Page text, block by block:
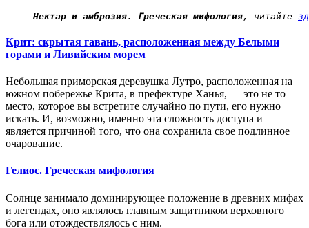
Нектар и амброзия. Греческая мифология, читайте
Крит: скрытая гавань, расположенная между Белыми
горами и Ливийским морем
Небольшая приморская деревушка Лутро, расположенная на
южном побережье Крита, в префектуре Ханья, — это не то
место, которое вы встретите случайно по пути, его нужно
искать. И, возможно, именно эта сложность доступа и
является причиной того, что она сохранила свое подлинное
очарование.
Гелиос. Греческая мифология
Солнце занимало доминирующее положение в древних мифах
и легендах, оно являлось главным защитником верховного
бога или отождествлялось с ним.